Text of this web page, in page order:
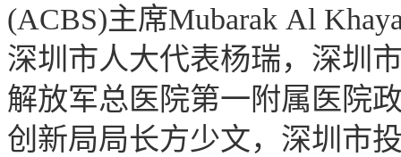
(ACBS)主席Mubarak Al
深圳市人大代表杨瑞，深圳
解放军总医院第一附属医院
创新局局长方少文，深圳市